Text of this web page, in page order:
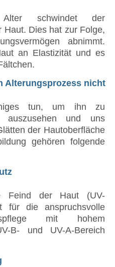
schwindet der
Haut. Dies hat zur Folge,
abnimmt.
an Elastizität und es
Alterungsprozess nicht
tun, um ihn zu
auszusehen und uns
der Hautoberfläche
gehören folgende
Feind der Haut (UV-
für die anspruchsvolle
mit hohem
B- und UV-A-Bereich